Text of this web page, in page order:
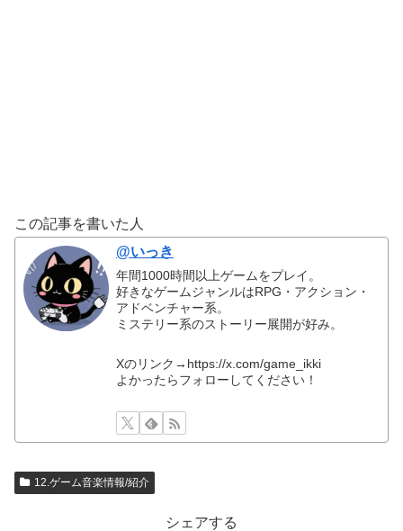
この記事を書いた人
@いっき
年間1000時間以上ゲームをプレイ。
好きなゲームジャンルはRPG・アクション・
アドベンチャー系。
ミステリー系のストーリー展開が好み。
Xのリンク→https://x.com/game_ikki
よかったらフォローしてください！
12.ゲーム音楽情報/紹介
シェアする